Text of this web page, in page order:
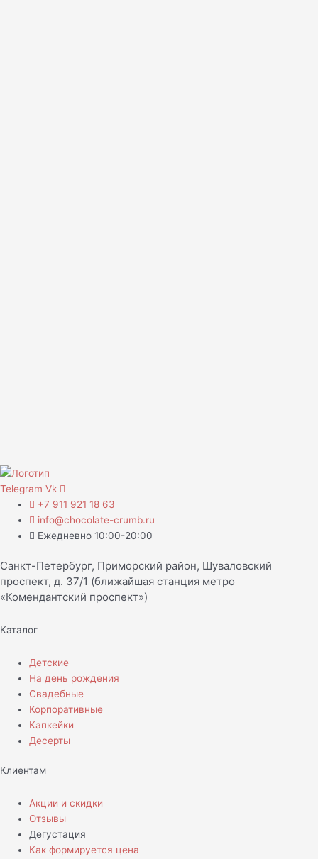
Telegram Vk
+7 911 921 18 63
info@chocolate-crumb.ru
Ежедневно 10:00-20:00
Санкт-Петербург, Приморский район, Шуваловский
проспект, д. 37/1 (ближайшая станция метро
«Комендантский проспект»)
Каталог
Детские
На день рождения
Свадебные
Корпоративные
Капкейки
Десерты
Клиентам
Акции и скидки
Отзывы
Дегустация
Как формируется цена